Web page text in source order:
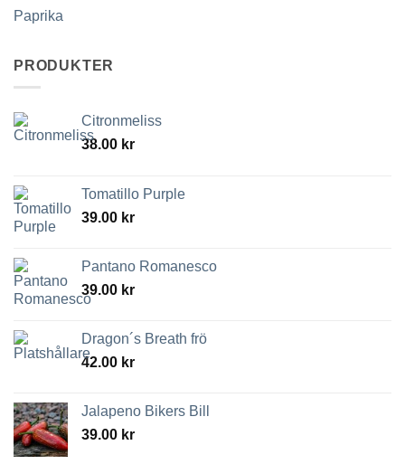
Paprika
PRODUKTER
Citronmeliss
38.00 kr
Tomatillo Purple
39.00 kr
Pantano Romanesco
39.00 kr
Dragon´s Breath frö
42.00 kr
Jalapeno Bikers Bill
39.00 kr